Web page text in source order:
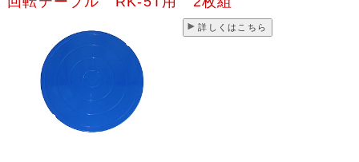
詳しくはこちら